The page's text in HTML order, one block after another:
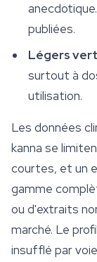
publiées.
Légers
surtout à
utilisation.
Les données
kanna se
courtes, et un
gamme
ou d'extraits
marché. Le
insufflé par